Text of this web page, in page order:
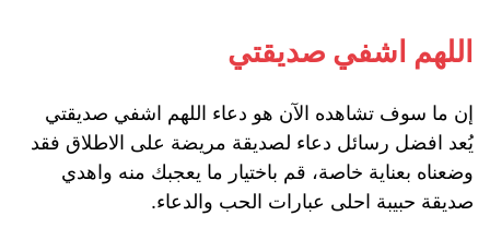
اللهم اشفي صديقتي
إن ما سوف تشاهده الآن هو دعاء اللهم اشفي صديقتي
يُعد افضل رسائل دعاء لصديقة مريضة على الاطلاق فقد
وضعناه بعناية خاصة، قم باختيار ما يعجبك منه واهدي
صديقة حبيبة احلى عبارات الحب والدعاء.